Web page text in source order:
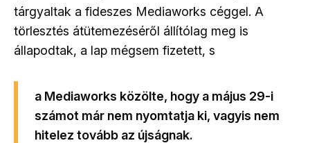
tárgyaltak a fideszes Mediaworks céggel. A
törlesztés átütemezéséről állítólag meg is
állapodtak, a lap mégsem fizetett, s
a Mediaworks közölte, hogy a május 29-i
számot már nem nyomtatja ki, vagyis nem
hitelez tovább az újságnak.